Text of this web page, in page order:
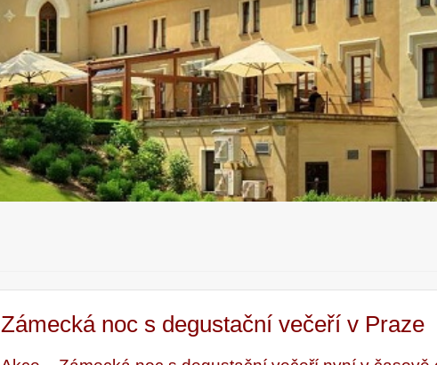
Zámecká noc s degustační večeří v Praze